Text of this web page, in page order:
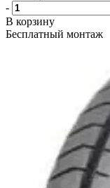
-
В корзину
Бесплатный монтаж